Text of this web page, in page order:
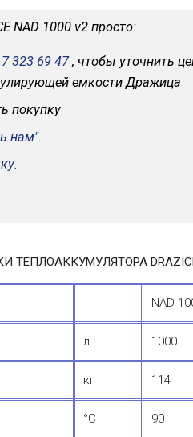
NAD 1000 v2 просто:
323 69 47, чтобы уточнить
емкости Дражица
покупку
нам".
DRAZICE
NAD
л 1000
кг 114
°С 90